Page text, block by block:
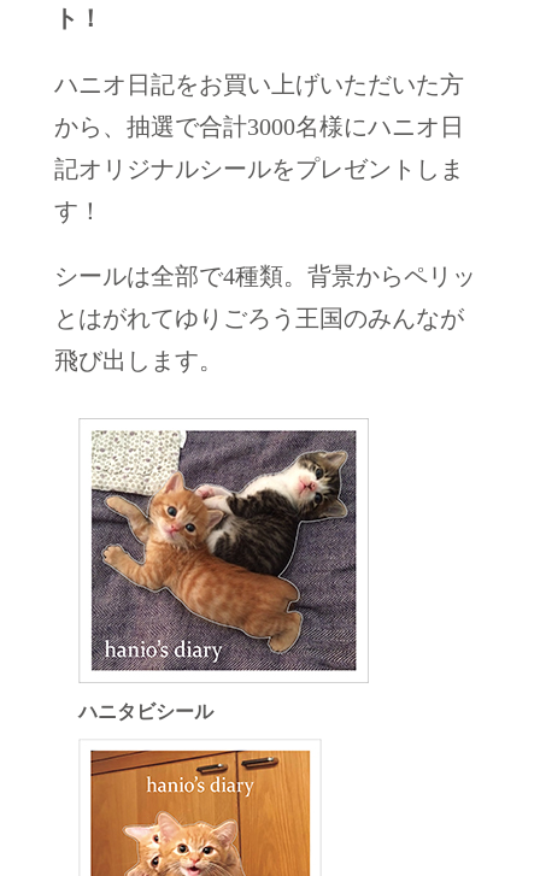
ト！
ハニオ日記をお買い上げいただいた方
から、抽選で合計3000名様にハニオ日
記オリジナルシールをプレゼントしま
す！
シールは全部で4種類。背景からペリッ
とはがれてゆりごろう王国のみんなが
飛び出します。
ハニタビシール